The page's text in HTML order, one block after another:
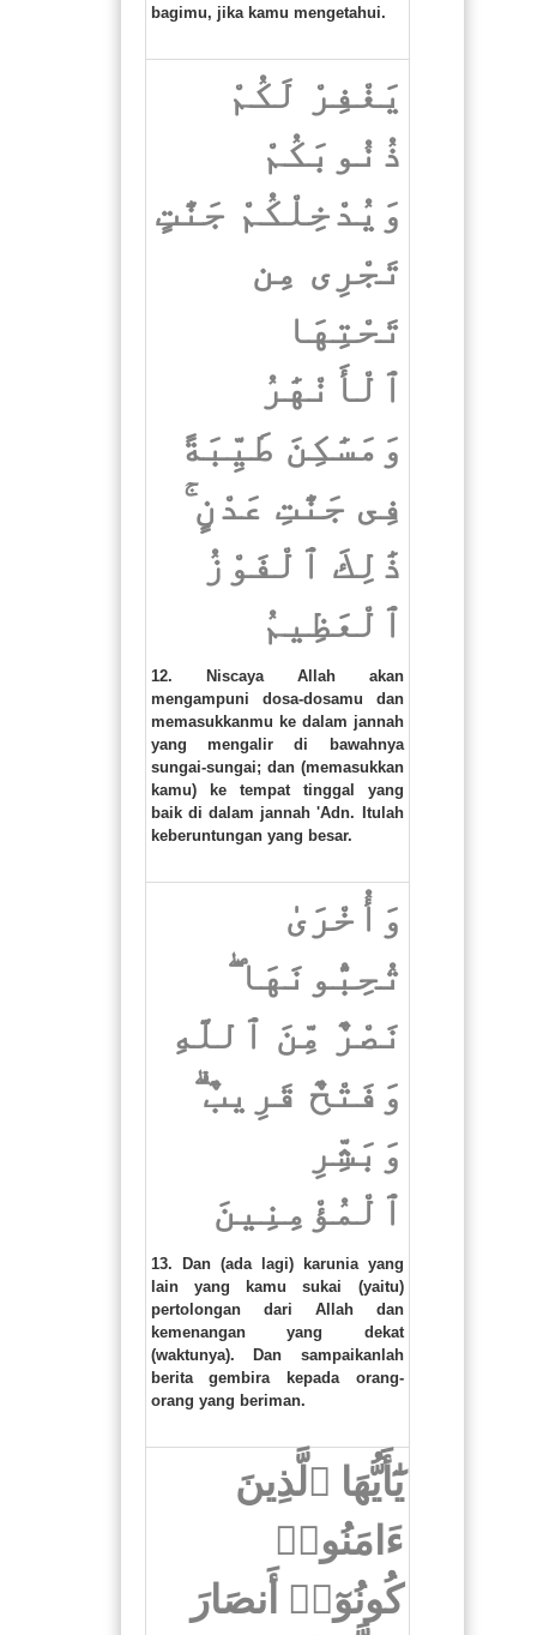
bagimu, jika kamu mengetahui.
يَغْفِرْ لَكُمْ
ذُنُوبَكُمْ
وَيُدْخِلْكُمْ جَنَّٰتٍ
تَجْرِى مِن
تَحْتِهَا
ٱلْأَنْهَٰرُ
وَمَسَٰكِنَ طَيِّبَةً
فِى جَنَّٰتِ عَدْنٍ ۚ
ذَٰلِكَ ٱلْفَوْزُ
ٱلْعَظِيمُ
12. Niscaya Allah akan
mengampuni dosa-dosamu dan
memasukkanmu ke dalam jannah
yang mengalir di bawahnya
sungai-sungai; dan (memasukkan
kamu) ke tempat tinggal yang
baik di dalam jannah 'Adn. Itulah
keberuntungan yang besar.
وَأُخْرَىٰ
تُحِبُّونَهَا ۖ
نَصْرٌ مِّنَ ٱللَّهِ
وَفَتْحٌ قَرِيبٌ ۗ
وَبَشِّرِ
ٱلْمُؤْمِنِينَ
13. Dan (ada lagi) karunia yang
lain yang kamu sukai (yaitu)
pertolongan dari Allah dan
kemenangan yang dekat
(waktunya). Dan sampaikanlah
berita gembira kepada orang-
orang yang beriman.
يَٰٓأَيُّهَا ٱلَّذِينَ
ءَامَنُوا۟
كُونُوٓا۟ أَنصَارَ